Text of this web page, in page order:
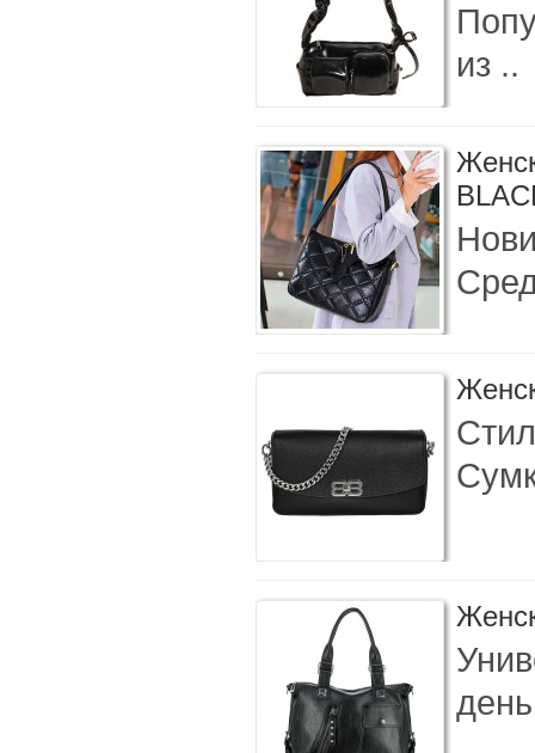
из ..